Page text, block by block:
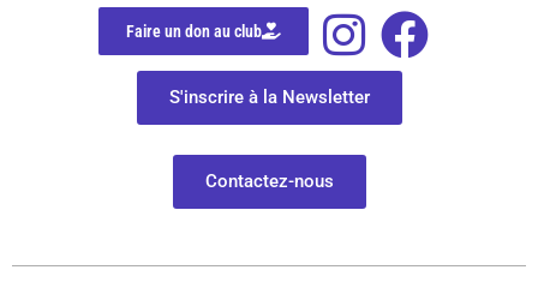
Faire un don au club
S'inscrire à la Newsletter
Contactez-nous